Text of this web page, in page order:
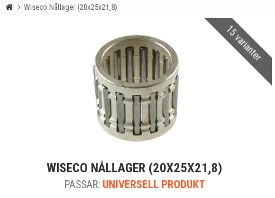
Wiseco Nållager (20x25x21,8)
15 varianter
WISECO NÅLLAGER (20X25X21,8)
PASSAR: UNIVERSELL PRODUKT